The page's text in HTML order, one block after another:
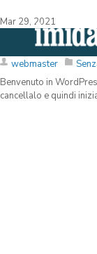
Mar 29, 2021
Ciao
webmaster
Benvenuto in
cancellalo e quindi